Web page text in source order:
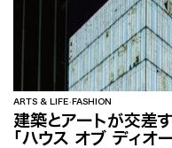
ARTS & LIFE FASHION
建築とアートが交差
「ハウス オブ ディオ